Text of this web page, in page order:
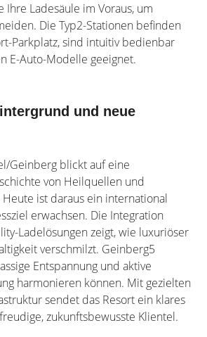
Ihre Ladesäule im Voraus, um
Die Typ2-Stationen befinden
Parkplatz, sind intuitiv bedienbar
E-Auto-Modelle geeignet.
und neue
Geinberg blickt auf eine
von Heilquellen und
ist daraus ein international
erwachsen. Die Integration
Ladelösungen zeigt, wie luxuriöser
verschmilzt. Geinberg5
Entspannung und aktive
harmonieren können. Mit gezielten
sendet das Resort ein klares
zukunftsbewusste Klientel.